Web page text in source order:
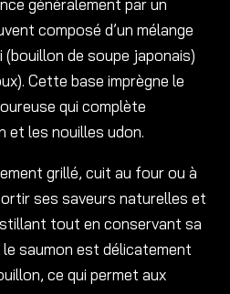
composé d’un mélange
de soupe japonais)
Cette base imprègne le
qui complète
et les nouilles udon.
grillé, cuit au four ou à
ses saveurs naturelles et
tout en conservant sa
saumon est délicatement
ce qui permet aux